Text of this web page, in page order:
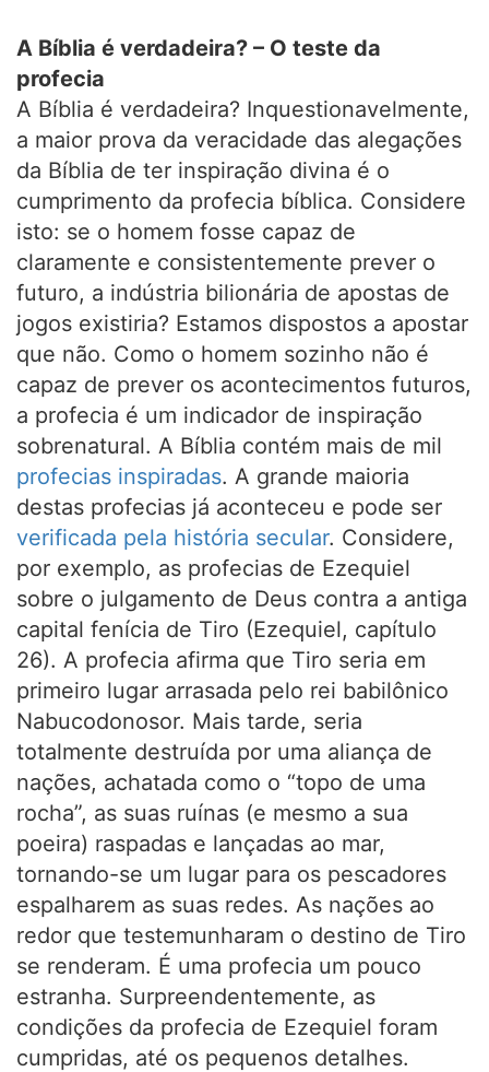
A Bíblia é verdadeira? – O teste da
profecia
A Bíblia é verdadeira? Inquestionavelmente,
a maior prova da veracidade das alegações
da Bíblia de ter inspiração divina é o
cumprimento da profecia bíblica. Considere
isto: se o homem fosse capaz de
claramente e consistentemente prever o
futuro, a indústria bilionária de apostas de
jogos existiria? Estamos dispostos a apostar
que não. Como o homem sozinho não é
capaz de prever os acontecimentos futuros,
a profecia é um indicador de inspiração
sobrenatural. A Bíblia contém mais de mil
profecias inspiradas. A grande maioria
destas profecias já aconteceu e pode ser
verificada pela história secular. Considere,
por exemplo, as profecias de Ezequiel
sobre o julgamento de Deus contra a antiga
capital fenícia de Tiro (Ezequiel, capítulo
26). A profecia afirma que Tiro seria em
primeiro lugar arrasada pelo rei babilônico
Nabucodonosor. Mais tarde, seria
totalmente destruída por uma aliança de
nações, achatada como o “topo de uma
rocha”, as suas ruínas (e mesmo a sua
poeira) raspadas e lançadas ao mar,
tornando-se um lugar para os pescadores
espalharem as suas redes. As nações ao
redor que testemunharam o destino de Tiro
se renderam. É uma profecia um pouco
estranha. Surpreendentemente, as
condições da profecia de Ezequiel foram
cumpridas, até os pequenos detalhes.